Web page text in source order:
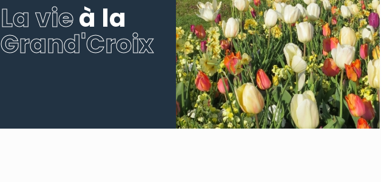
La vieà la
Grand'Croix